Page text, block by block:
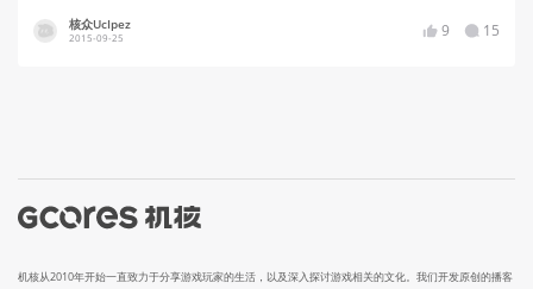
核众UcIpez
2015-09-25 9 15
机核从2010年开始一直致力于分享游戏玩家的生活，以及深入探讨游戏相关的文化。我们开发原创的播客